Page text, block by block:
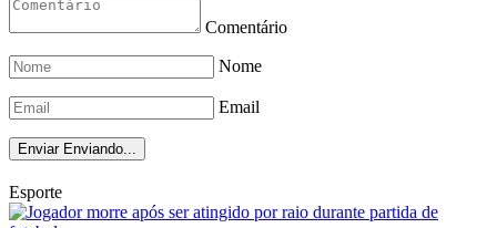
Comentário
Nome
Email
Enviar Enviando...
Esporte